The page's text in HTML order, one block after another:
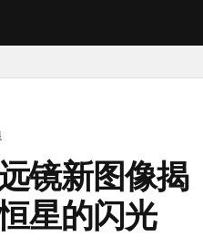
镜新图像揭
星的闪光